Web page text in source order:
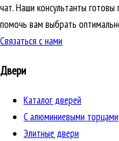
чат. Наши консультанты
помочь вам выбрать
Связаться с нами
Двери
Каталог дверей
C алюминиевыми торцами
Элитные двери